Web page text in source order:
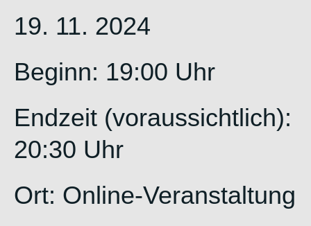
19. 11. 2024
Beginn: 19:00 Uhr
Endzeit (voraussichtlich):
20:30 Uhr
Ort: Online-Veranstaltung